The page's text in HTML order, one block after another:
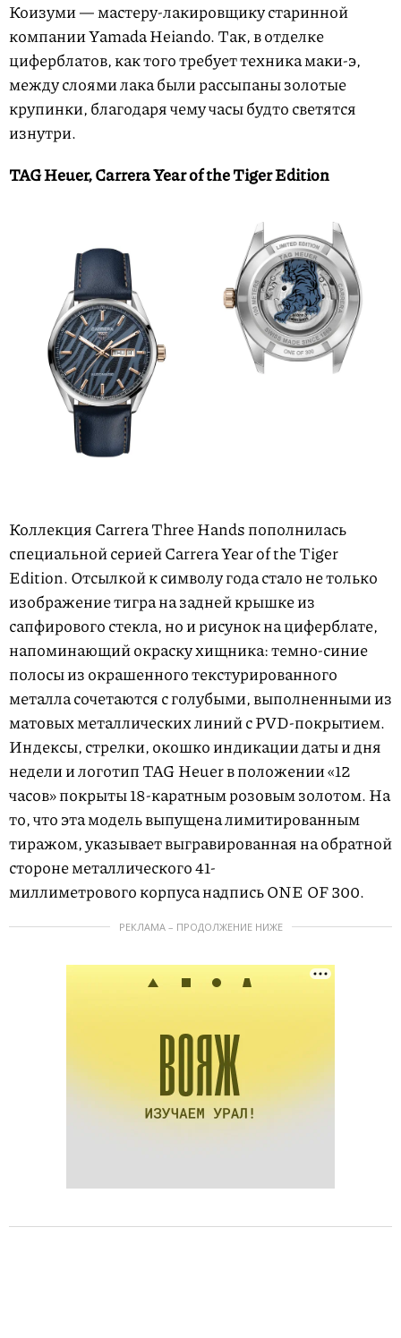
Коизуми — мастеру-лакировщику старинной
компании Yamada Heiando. Так, в отделке
циферблатов, как того требует техника маки-э,
между слоями лака были рассыпаны золотые
крупинки, благодаря чему часы будто светятся
изнутри.
TAG Heuer, Carrera Year of the Tiger Edition
Коллекция Carrera Three Hands пополнилась
специальной серией Carrera Year of the Tiger
Edition. Отсылкой к символу года стало не только
изображение тигра на задней крышке из
сапфирового стекла, но и рисунок на циферблате,
напоминающий окраску хищника: темно-синие
полосы из окрашенного текстурированного
металла сочетаются с голубыми, выполненными из
матовых металлических линий с PVD-покрытием.
Индексы, стрелки, окошко индикации даты и дня
недели и логотип TAG Heuer в положении «12
часов» покрыты 18-каратным розовым золотом. На
то, что эта модель выпущена лимитированным
тиражом, указывает выгравированная на обратной
стороне металлического 41-
миллиметрового корпуса надпись ONE OF 300.
РЕКЛАМА – ПРОДОЛЖЕНИЕ НИЖЕ